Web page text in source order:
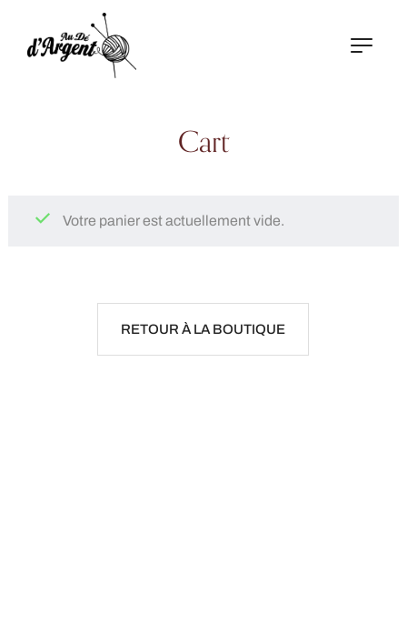
Cart
Votre panier est actuellement vide.
RETOUR À LA BOUTIQUE